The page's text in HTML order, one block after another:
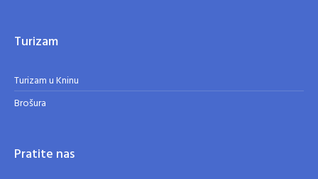
Turizam
Turizam u Kninu
Brošura
Pratite nas